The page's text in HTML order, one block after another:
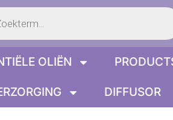
OLIËN
DIFFUSOR